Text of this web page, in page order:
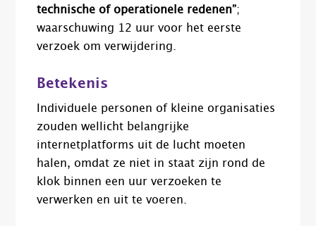
technische of operationele redenen”;
waarschuwing 12 uur voor het eerste
verzoek om verwijdering.
Betekenis
Individuele personen of kleine organisaties
zouden wellicht belangrijke
internetplatforms uit de lucht moeten
halen, omdat ze niet in staat zijn rond de
klok binnen een uur verzoeken te
verwerken en uit te voeren.